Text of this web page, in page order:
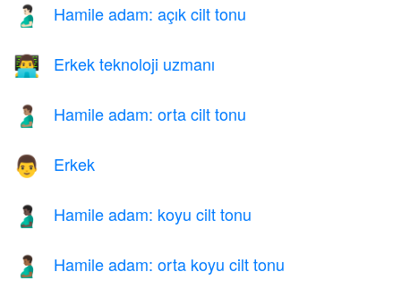
🫃🏻 Hamile adam: açık cilt tonu
👨‍💻 Erkek teknoloji uzmanı
🫃🏽 Hamile adam: orta cilt tonu
👨 Erkek
🫃🏿 Hamile adam: koyu cilt tonu
🫃🏾 Hamile adam: orta koyu cilt tonu